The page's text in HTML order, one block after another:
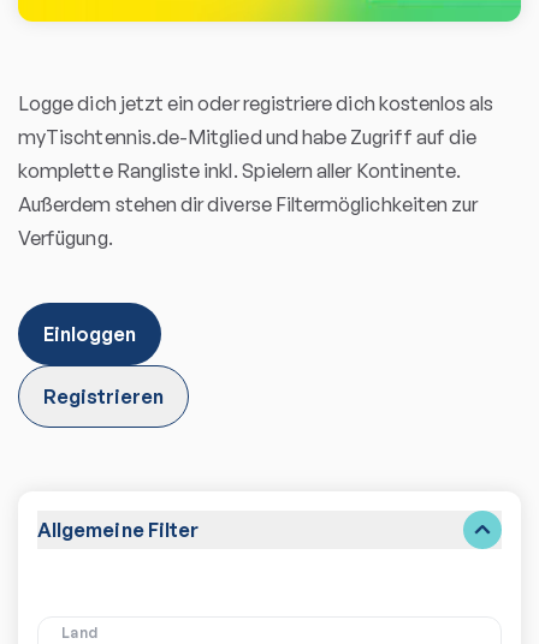
Logge dich jetzt ein oder registriere dich kostenlos als
myTischtennis.de-Mitglied und habe Zugriff auf die
komplette Rangliste inkl. Spielern aller Kontinente.
Außerdem stehen dir diverse Filtermöglichkeiten zur
Verfügung.
Einloggen
Registrieren
Allgemeine Filter
Land